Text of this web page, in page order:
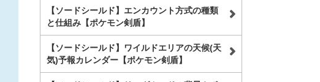
【ソードシールド】エンカウント方式の種類
と仕組み【ポケモン剣盾】
【ソードシールド】ワイルドエリアの天候(天
気)予報カレンダー【ポケモン剣盾】